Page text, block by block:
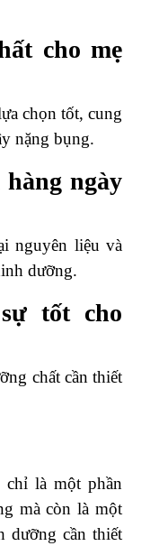
cho mẹ
chọn tốt, cung
nặng bụng.
ngày
nguyên liệu và
dưỡng.
tốt cho
chất cần thiết
chỉ là một phần
mà còn là một
dưỡng cần thiết